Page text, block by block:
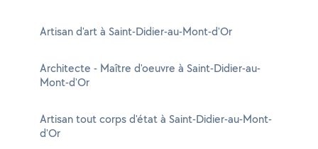
Artisan d'art à Saint-Didier-au-Mont-d'Or
Architecte - Maître d'oeuvre à Saint-Didier-au-
Mont-d'Or
Artisan tout corps d'état à Saint-Didier-au-Mont-
d'Or